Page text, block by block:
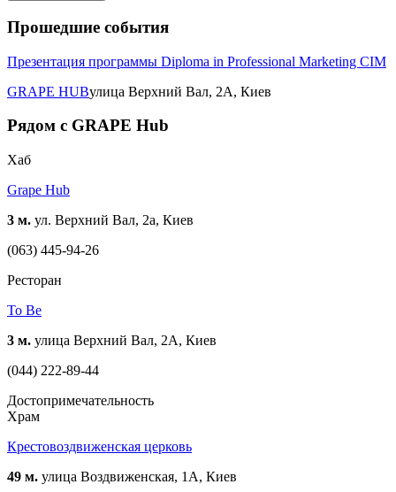
Прошедшие события
Презентация программы Diploma in Professional Marketing CIM
GRAPE HUBулица Верхний Вал, 2А, Киев
Рядом с GRAPE Hub
Хаб
Grape Hub
3 м. ул. Верхний Вал, 2а, Киев
(063) 445-94-26
Ресторан
To Be
3 м. улица Верхний Вал, 2А, Киев
(044) 222-89-44
Достопримечательность
Храм
Крестовоздвиженская церковь
49 м. улица Воздвиженская, 1А, Киев